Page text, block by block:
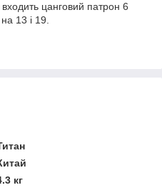
цанговий патрон 6
13 і 19.
кг